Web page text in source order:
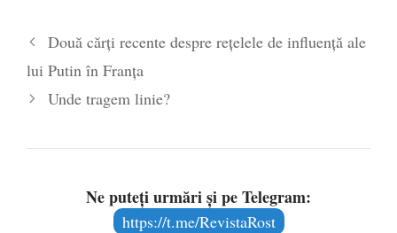
Două cărți recente despre rețelele de influență ale
lui Putin în Franța
Unde tragem linie?
Ne puteți urmări și pe Telegram:
https://t.me/RevistaRost